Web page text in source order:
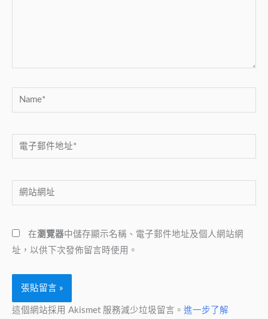
Name*
電
子
件
地
*
網
站
址
在瀏覽器中儲存顯示名稱、電子郵件地址及個人網站網
址，以供下次發佈留言時使用。
這個網站採用 Akismet 服務減少垃圾留言。 進一步了解